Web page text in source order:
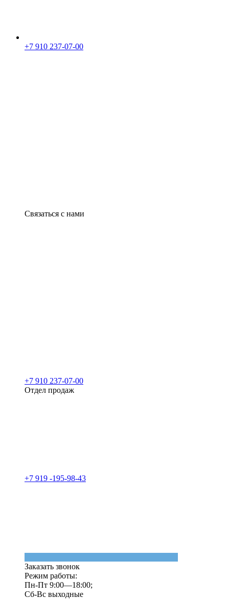
+7 910 237-07-00
Связаться с нами
+7 910 237-07-00
Отдел продаж
+7 919 -195-98-43
Заказать звонок
Режим работы:
Пн-Пт 9:00—18:00;
Сб-Вс выходные